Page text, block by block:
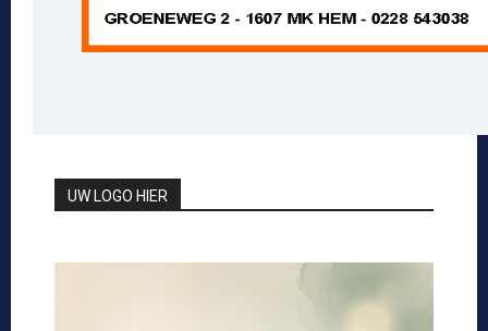
UW LOGO HIER